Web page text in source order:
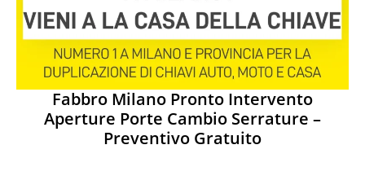
Fabbro Milano Pronto Intervento
Aperture Porte Cambio Serrature –
Preventivo Gratuito